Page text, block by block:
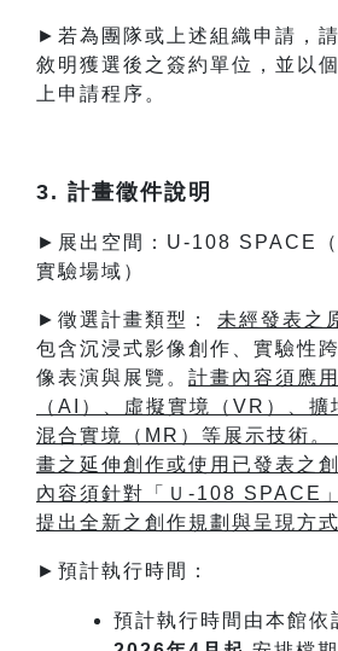
►若為團隊或上述組織申請，
敘明獲選後之簽約單位，並以
上申請程序。
3. 計畫徵件說明
►展出空間：U-108 SPACE（
實驗場域）
►徵選計畫類型： 未經發表之
包含沉浸式影像創作、實驗性
像表演與展覽。 計畫內容須應
（AI）、虛擬實境（VR）、擴
混合實境（MR ）等展示技術。
畫之延伸創作或使用已發表之
內容須針對「Ｕ-108 SPACE
提出全新之創作規劃與呈現方式
►預計執行時間：
預計執行時間由本館依